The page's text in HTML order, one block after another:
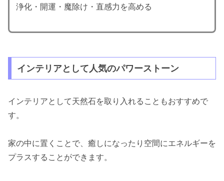
浄化・開運・魔除け・直感力を高める
インテリアとして人気のパワーストーン
インテリアとして天然石を取り入れることもおすすめで
す。
家の中に置くことで、癒しになったり空間にエネルギーを
プラスすることができます。